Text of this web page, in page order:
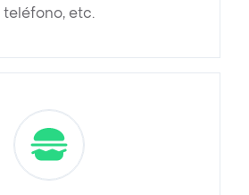
teléfono, etc.